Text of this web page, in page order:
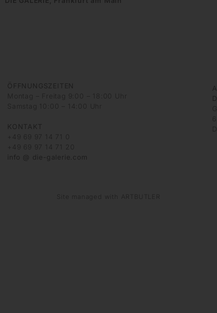
ÖFFNUNGSZEITEN
Montag – Freitag 9:00 – 18:00 Uhr
Samstag 10:00 – 14:00 Uhr
KONTAKT
+49 69 97 14 71 0
+49 69 97 14 71 20
info @ die-galerie.com
Site managed with ARTBUTLER